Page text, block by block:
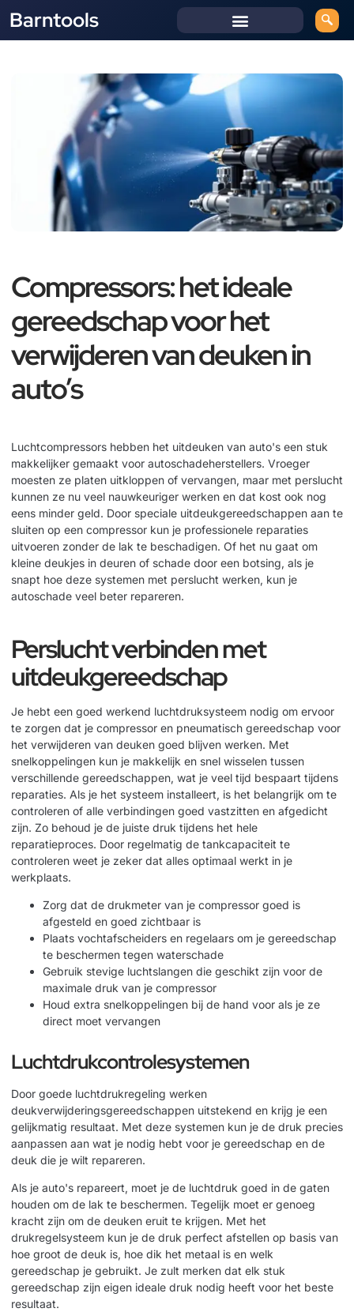
Barntools
Compressors: het ideale
gereedschap voor het
verwijderen van deuken in
auto’s
Luchtcompressors hebben het uitdeuken van auto's een stuk
makkelijker gemaakt voor autoschadeherstellers. Vroeger
moesten ze platen uitkloppen of vervangen, maar met perslucht
kunnen ze nu veel nauwkeuriger werken en dat kost ook nog
eens minder geld. Door speciale uitdeukgereedschappen aan te
sluiten op een compressor kun je professionele reparaties
uitvoeren zonder de lak te beschadigen. Of het nu gaat om
kleine deukjes in deuren of schade door een botsing, als je
snapt hoe deze systemen met perslucht werken, kun je
autoschade veel beter repareren.
Perslucht verbinden met
uitdeukgereedschap
Je hebt een goed werkend luchtdruksysteem nodig om ervoor
te zorgen dat je compressor en pneumatisch gereedschap voor
het verwijderen van deuken goed blijven werken. Met
snelkoppelingen kun je makkelijk en snel wisselen tussen
verschillende gereedschappen, wat je veel tijd bespaart tijdens
reparaties. Als je het systeem installeert, is het belangrijk om te
controleren of alle verbindingen goed vastzitten en afgedicht
zijn. Zo behoud je de juiste druk tijdens het hele
reparatieproces. Door regelmatig de tankcapaciteit te
controleren weet je zeker dat alles optimaal werkt in je
werkplaats.
Zorg dat de drukmeter van je compressor goed is
afgesteld en goed zichtbaar is
Plaats vochtafscheiders en regelaars om je gereedschap
te beschermen tegen waterschade
Gebruik stevige luchtslangen die geschikt zijn voor de
maximale druk van je compressor
Houd extra snelkoppelingen bij de hand voor als je ze
direct moet vervangen
Luchtdrukcontrolesystemen
Door goede luchtdrukregeling werken
deukverwijderingsgereedschappen uitstekend en krijg je een
gelijkmatig resultaat. Met deze systemen kun je de druk precies
aanpassen aan wat je nodig hebt voor je gereedschap en de
deuk die je wilt repareren.
Als je auto's repareert, moet je de luchtdruk goed in de gaten
houden om de lak te beschermen. Tegelijk moet er genoeg
kracht zijn om de deuken eruit te krijgen. Met het
drukregelsysteem kun je de druk perfect afstellen op basis van
hoe groot de deuk is, hoe dik het metaal is en welk
gereedschap je gebruikt. Je zult merken dat elk stuk
gereedschap zijn eigen ideale druk nodig heeft voor het beste
resultaat.